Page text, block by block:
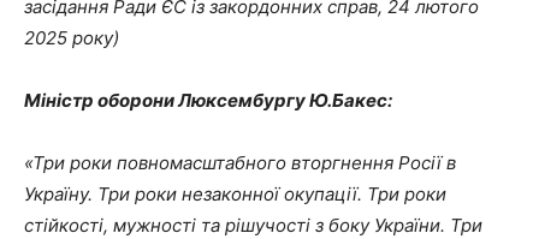
засідання Ради ЄС із закордонних справ, 24 лютого
2025 року)
Міністр оборони Люксембургу Ю.Бакес:
«Три роки повномасштабного вторгнення Росії в
Україну. Три роки незаконної окупації. Три роки
стійкості, мужності та рішучості з боку України. Три